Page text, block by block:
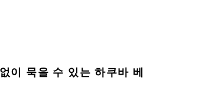
이 묵을 수 있는 하쿠바 베